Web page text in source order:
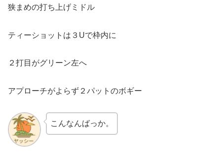
狭まめの打ち上げミドル
ティーショットは３Uで枠内に
２打目がグリーン左へ
アプローチがよらず２パットのボギー
こんなんばっか。